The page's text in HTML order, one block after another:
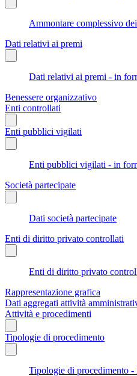
Ammontare complessivo
Dati relativi ai premi
Dati relativi ai premi - in
Benessere organizzativo
Enti controllati
Enti pubblici vigilati
Enti pubblici vigilati - in
Società partecipate
Dati società partecipate
Enti di diritto privato controllati
Enti di diritto privato
Rappresentazione grafica
Dati aggregati attività
Attività e procedimenti
Tipologie di procedimento
Tipologie di procedimento -